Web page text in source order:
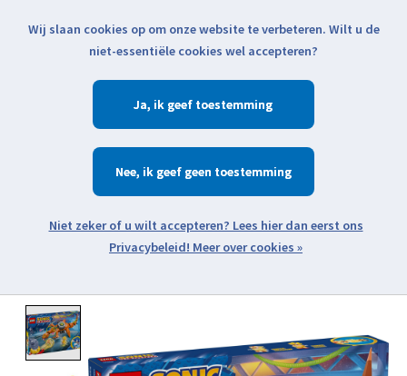
Klik voor actuele verzendinformatie...
Verlanglijst
Zoeken
Open webshop menu
Wij slaan cookies op om onze website te verbeteren. Wilt u de
niet-essentiële cookies wel accepteren?
Ja
Nee
Meer over cookies »